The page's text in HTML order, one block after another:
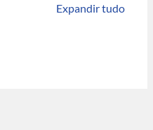
Expandir tudo